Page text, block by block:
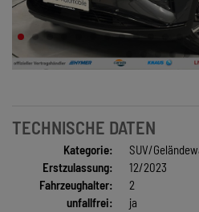
TECHNISCHE DATEN
Kategorie:
SUV/
Erstzulassung:
12/2023
Fahrzeughalter:
2
unfallfrei:
ja